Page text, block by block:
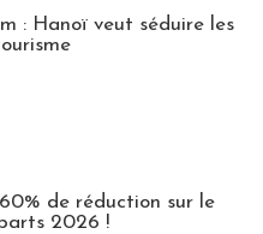
: Hanoï veut séduire les
de réduction sur le
2026 !